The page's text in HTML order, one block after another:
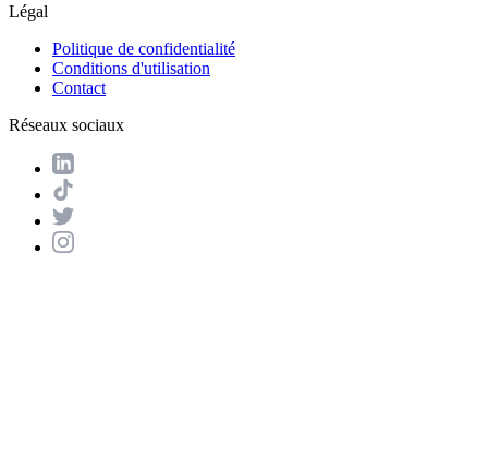
Légal
Politique de confidentialité
Conditions d'utilisation
Contact
Réseaux sociaux